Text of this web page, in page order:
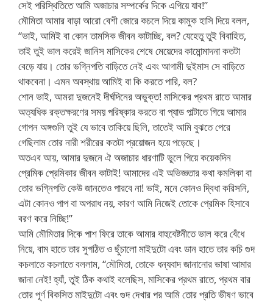
সেই পরিস্থিতিতে আমি অজাচার সম্পর্কের দিকে এগিয়ে যাব!”
মৌমিতা আমার বাড়া আরো বেশী জোরে কচলে দিয়ে কামুক হাসি দিয়ে বলল,
“ভাই, আমিই বা কোন তামসিক জীবন কাটাচ্ছি, বল? যেহেতু তুই বিবাহিত,
তাই তুই ভাল করেই জানিস মাসিকের শেষে মেয়েদের কামোন্মাদনা কতটা
বেড়ে যায়। তোর ভগ্নিপতি বাড়িতে নেই এবং আগামী দুইমাস সে বাড়িতে
থাকবেনা। এমন অবস্থায় আমিই বা কি করতে পারি, বল?
শোন ভাই, আমরা দুজনেই দীর্ঘদিনের অভুক্ত! মাসিকের প্রথম রাতে আমার
অত্যধিক রক্তক্ষরণের সময় পরিষ্কার করতে বা প্যাড পাল্টাতে গিয়ে আমার
গোপন অঙ্গগুলি তুই যে ভাবে তাকিয়ে ছিলি, তাতেই আমি বুঝতে পেরে
গেছিলাম তোর নারী শরীরের কতটা প্রয়োজন হয়ে পড়েছে।
অতএব আয়, আমার দুজনে ঐ অজাচার ধারণাটি ভুলে গিয়ে কয়েকদিন
প্রেমিক প্রেমিকার জীবন কাটাই! আমাদের এই অভিজ্ঞতার কথা কমলিকা বা
তোর ভগ্নিপতি কেউ জানতেও পারবে না! ভাই, মনে কোনও দ্বিধা করিসনি,
এটা কোনও পাপ বা অপরাধ নয়, কারণ আমি নিজেই তোকে প্রেমিক হিসাবে
বরণ করে নিচ্ছি!”
আমি মৌমিতার দিকে পাশ ফিরে তাকে আমার বাহুবেষ্টনীতে ভাল করে বেঁধে
নিয়ে, বাম হাতে তার সুগঠিত ও ছুঁচালো মাইদুটো এবং ডান হাতে তার কচি গুদ
কচলাতে কচলাতে বললাম, “মৌমিতা, তোকে ধন্যবাদ জানানোর ভাষা আমার
জানা নেই! হ্যাঁ, তুই ঠিক কথাই বলেছিস, মাসিকের প্রথম রাতে, প্রথম বার
তোর পূর্ণ বিকসিত মাইদুটো এবং গুদ দেখার পর আমি তোর প্রতি ভীষণ ভাবে